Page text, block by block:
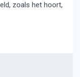
zoals het hoort,